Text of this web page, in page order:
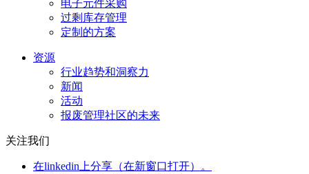
电子元件采购
过剩库存管理
定制的方案
资源
行业趋势和洞察力
新闻
活动
报废管理社区的未来
关注我们
在linkedin上分享（在新窗口打开）。